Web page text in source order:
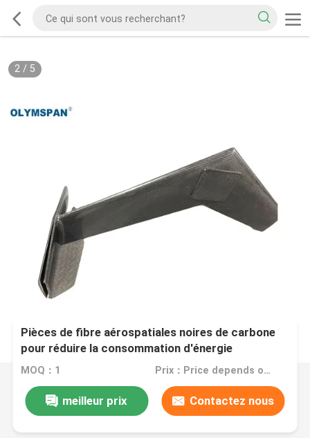
2/ 5
Pièces de fibre aérospatiales noires de carbone
pour réduire la consommation d'énergie
MOQ：1 Prix：Price depends on your customized accessories
meilleur prix Contactez nous